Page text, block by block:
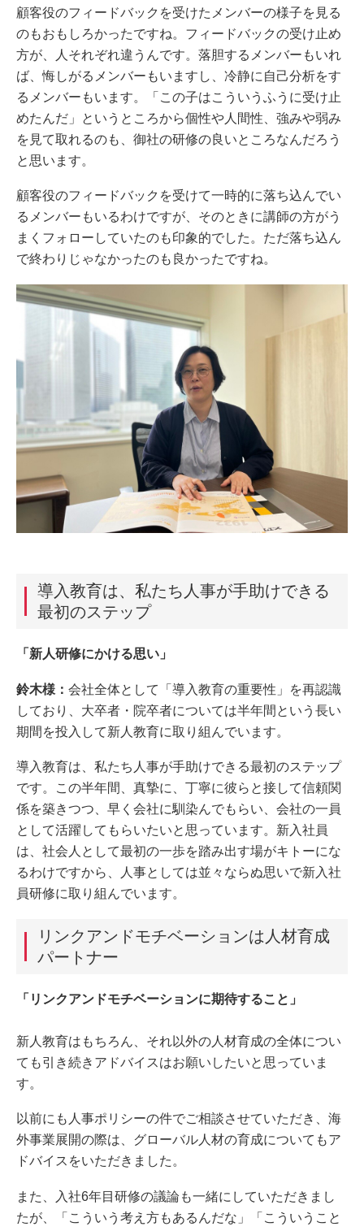
顧客役のフィードバックを受けたメンバーの様子を見る
のもおもしろかったですね。フィードバックの受け止め
方が、人それぞれ違うんです。落胆するメンバーもいれ
ば、悔しがるメンバーもいますし、冷静に自己分析をす
るメンバーもいます。「この子はこういうふうに受け止
めたんだ」というところから個性や人間性、強みや弱み
を見て取れるのも、御社の研修の良いところなんだろう
と思います。
顧客役のフィードバックを受けて一時的に落ち込んでい
るメンバーもいるわけですが、そのときに講師の方がう
まくフォローしていたのも印象的でした。ただ落ち込ん
で終わりじゃなかったのも良かったですね。
導入教育は、私たち人事が手助けできる
最初のステップ
「新人研修にかける思い」
鈴木様： 会社全体として「導入教育の重要性」を再認識
しており、大卒者・院卒者については半年間という長い
期間を投入して新人教育に取り組んでいます。
導入教育は、私たち人事が手助けできる最初のステップ
です。この半年間、真摯に、丁寧に彼らと接して信頼関
係を築きつつ、早く会社に馴染んでもらい、会社の一員
として活躍してもらいたいと思っています。新入社員
は、社会人として最初の一歩を踏み出す場がキトーにな
るわけですから、人事としては並々ならぬ思いで新入社
員研修に取り組んでいます。
リンクアンドモチベーションは人材育成
パートナー
「リンクアンドモチベーションに期待すること」
新人教育はもちろん、それ以外の人材育成の全体につい
ても引き続きアドバイスはお願いしたいと思っていま
す。
以前にも人事ポリシーの件でご相談させていただき、海
外事業展開の際は、グローバル人材の育成についてもア
ドバイスをいただきました。
また、入社6年目研修の議論も一緒にしていただきまし
たが、「こういう考え方もあるんだな」「こういうこと